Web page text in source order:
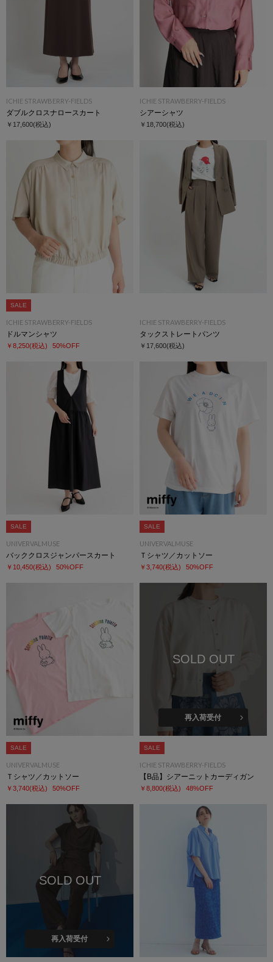
ICHIE STRAWBERRY-FIELDS
ダブルクロスナロースカート
￥17,600(税込)
ICHIE STRAWBERRY-FIELDS
シアーシャツ
￥18,700(税込)
SALE
ICHIE STRAWBERRY-FIELDS
ドルマンシャツ
￥8,250(税込) 50%OFF
ICHIE STRAWBERRY-FIELDS
タックストレートパンツ
￥17,600(税込)
SALE
UNIVERVALMUSE
バッククロスジャンパースカート
￥10,450(税込) 50%OFF
SALE
UNIVERVALMUSE
Ｔシャツ／カットソー
￥3,740(税込) 50%OFF
SALE
UNIVERVALMUSE
Ｔシャツ／カットソー
￥3,740(税込) 50%OFF
SOLD OUT
再入荷受付
SALE
ICHIE STRAWBERRY-FIELDS
【B品】シアーニットカーディガン
￥8,800(税込) 48%OFF
SOLD OUT
再入荷受付